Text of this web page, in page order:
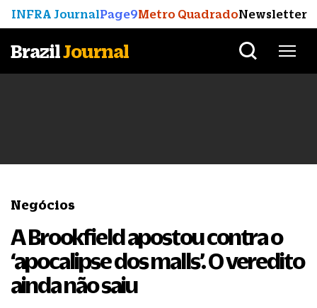
INFRA JournalPage9Metro QuadradoNewsletter
BrazilJournal
Negócios
A Brookfield apostou contra o
‘apocalipse dos malls’. O veredito
ainda não saiu